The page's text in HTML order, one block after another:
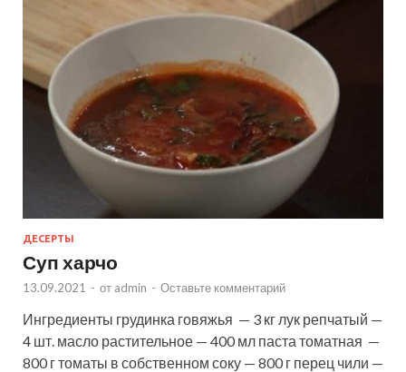
ДЕСЕРТЫ
Суп харчо
13.09.2021 - от admin - Оставьте комментарий
Ингредиенты грудинка говяжья — 3 кг лук репчатый —
4 шт. масло растительное — 400 мл паста томатная —
800 г томаты в собственном соку — 800 г перец чили —